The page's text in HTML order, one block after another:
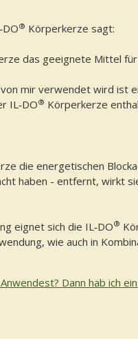
® Körperkerze sagt:
das geeignete Mittel
mir verwendet wird ist
IL‑DO® Körperkerze
die energetischen
haben - entfernt, wirkt
eignet sich die IL‑DO®
wie auch in
Dann hab ich